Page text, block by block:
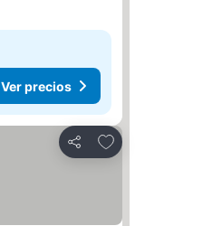
Ver precios
Compartir
Agregar a favoritos